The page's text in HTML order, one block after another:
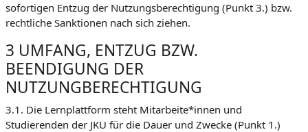
sofortigen Entzug der Nutzungsberechtigung (Punkt 3.) bzw.
rechtliche Sanktionen nach sich ziehen.
3 UMFANG, ENTZUG BZW.
BEENDIGUNG DER
NUTZUNGBERECHTIGUNG
3.1. Die Lernplattform steht Mitarbeite*innen und
Studierenden der JKU für die Dauer und Zwecke (Punkt 1.)